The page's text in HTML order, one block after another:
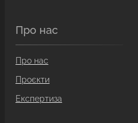
Про нас
Про нас
Проєкти
Експертиза